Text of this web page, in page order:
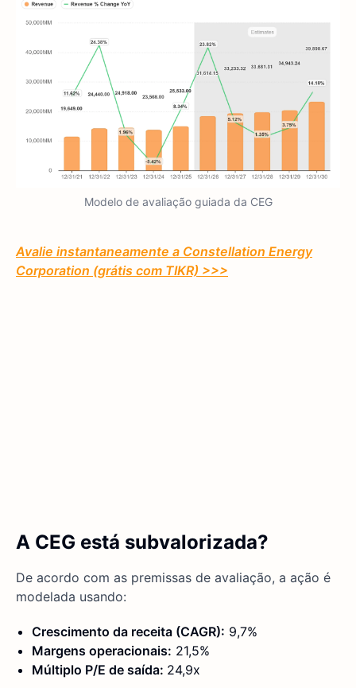
Modelo de avaliação guiada da CEG
Avalie instantaneamente a Constellation Energy
Corporation (grátis com TIKR) >>>
A CEG está subvalorizada?
De acordo com as premissas de avaliação, a ação é
modelada usando:
Crescimento da receita (CAGR): 9,7%
Margens operacionais: 21,5%
Múltiplo P/E de saída: 24,9x